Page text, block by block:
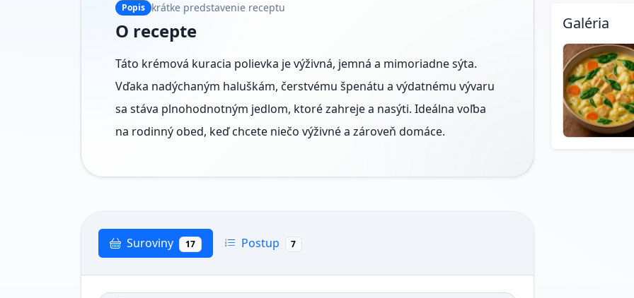
Popis krátke predstavenie receptu
O recepte
Táto krémová kuracia polievka je výživná, jemná a mimoriadne sýta.
Vďaka nadýchaným haluškám, čerstvému špenátu a výdatnému vývaru
sa stáva plnohodnotným jedlom, ktoré zahreje a nasýti. Ideálna voľba
na rodinný obed, keď chcete niečo výživné a zároveň domáce.
Suroviny 17 Postup 7
Galéria